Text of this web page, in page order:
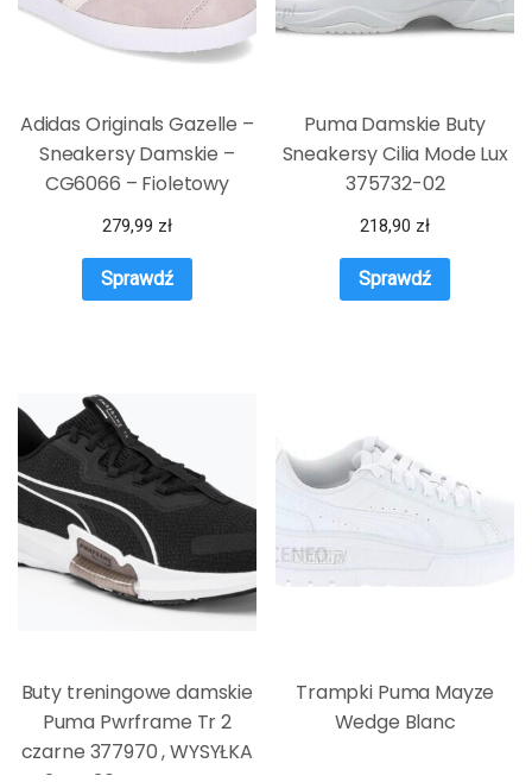
Adidas Originals Gazelle –
Sneakersy Damskie –
CG6066 – Fioletowy
279,99 zł
Sprawdź
Puma Damskie Buty
Sneakersy Cilia Mode Lux
375732-02
218,90 zł
Sprawdź
Buty treningowe damskie
Puma Pwrframe Tr 2
czarne 377970 , WYSYŁKA
Trampki Puma Mayze
Wedge Blanc